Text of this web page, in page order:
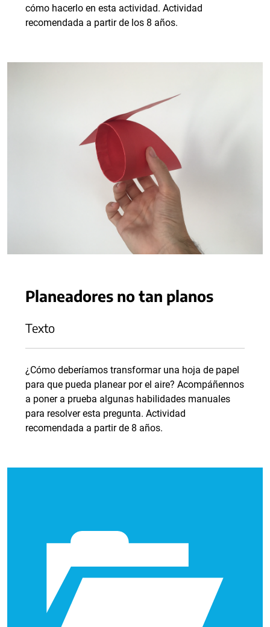
cómo hacerlo en esta actividad. Actividad
recomendada a partir de los 8 años.
Planeadores no tan planos
Texto
¿Cómo deberíamos transformar una hoja de papel
para que pueda planear por el aire? Acompáñennos
a poner a prueba algunas habilidades manuales
para resolver esta pregunta. Actividad
recomendada a partir de 8 años.